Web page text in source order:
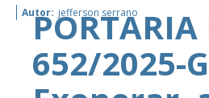
Autor: jefferson serrano
PORTARIA
652/2025-